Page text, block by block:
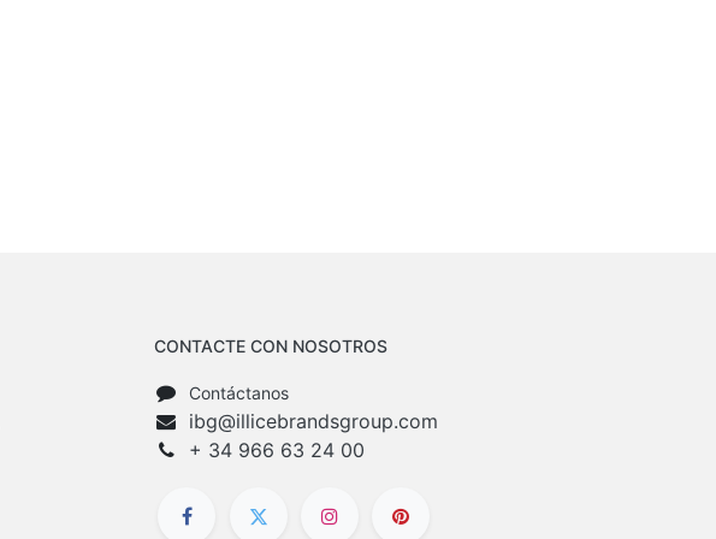
CONTACTE CON NOSOTROS
Contáctanos
ibg@illicebrandsgroup.com
+ 34 966 63 24 00